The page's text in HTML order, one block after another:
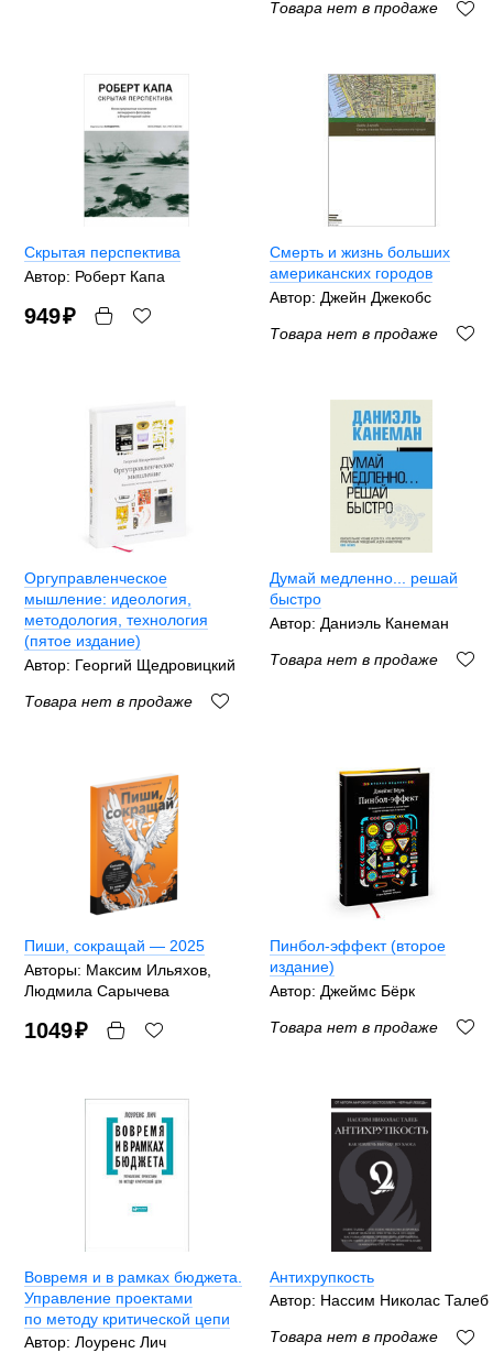
Товара нет в продаже
Скрытая перспектива
Автор: Роберт Капа
949₽
Смерть и жизнь больших
американских городов
Автор: Джейн Джекобс
Товара нет в продаже
Оргуправленческое
мышление: идеология,
методология, технология
(пятое издание)
Автор: Георгий Щедровицкий
Товара нет в продаже
Думай медленно... решай
быстро
Автор: Даниэль Канеман
Товара нет в продаже
Пиши, сокращай — 2025
Авторы: Максим Ильяхов,
Людмила Сарычева
1049₽
Пинбол-эффект (второе
издание)
Автор: Джеймс Бёрк
Товара нет в продаже
Вовремя и в рамках бюджета.
Управление проектами
по методу критической цепи
Автор: Лоуренс Лич
Антихрупкость
Автор: Нассим Николас Талеб
Товара нет в продаже